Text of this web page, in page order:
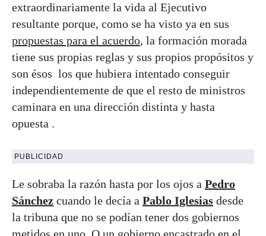
extraordinariamente la vida al Ejecutivo
resultante porque, como se ha visto ya en sus
propuestas para el acuerdo, la formación morada
tiene sus propias reglas y sus propios propósitos y
son ésos los que hubiera intentado conseguir
independientemente de que el resto de ministros
caminara en una dirección distinta y hasta
opuesta .
PUBLICIDAD
Le sobraba la razón hasta por los ojos a Pedro
Sánchez cuando le decía a Pablo Iglesias desde
la tribuna que no se podían tener dos gobiernos